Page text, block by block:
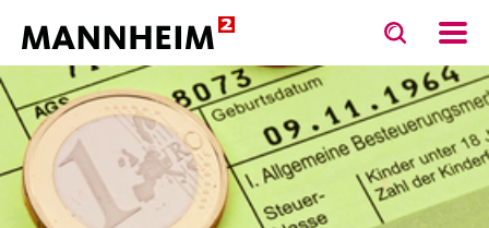
Toggle
search
input
form
Toggle
search
input